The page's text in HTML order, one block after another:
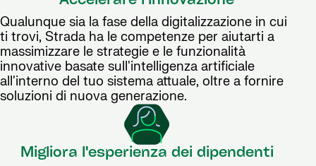
Qualunque sia la fase della digitalizzazione in cui
ti trovi, Strada ha le competenze per aiutarti a
massimizzare le strategie e le funzionalità
innovative basate sull'intelligenza artificiale
all'interno del tuo sistema attuale, oltre a fornire
soluzioni di nuova generazione.
Migliora l'esperienza dei dipendenti